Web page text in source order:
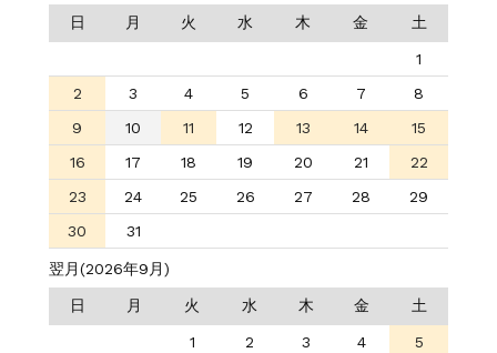
日 月 火 水 木 金 土
1
2
3 4 5 6 7
8
9
10 11 12 13 14
15
16
17 18 19 20 21
22
23
24 25 26 27 28
29
30
31
翌月(2026年9月)
日 月 火 水 木 金 土
1 2 3 4
5